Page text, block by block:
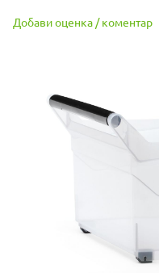
Добави оценка / коментар